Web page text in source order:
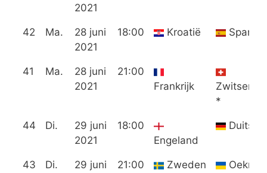
2021
42 Ma.
28 juni
2021
18:00 Kroatië Spanje
41 Ma.
28 juni
2021
21:00
Frankrijk
*
44 Di.
29 juni
2021
18:00
Engeland
43 Di.
29 juni
21:00 Zweden